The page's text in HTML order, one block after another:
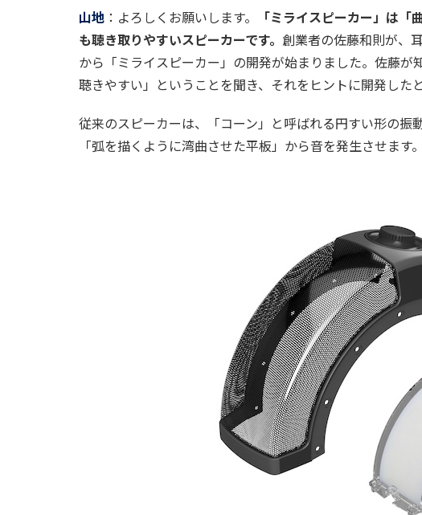
山地 ：よろしくお願いします。
「ミライスピーカー」は
も聴き取りやすいスピーカーです。 創業者の佐藤和則が、
から「ミライスピーカー」の開発が始まりました。佐藤
聴きやすい」ということを聞き、それをヒントに開発した
従来のスピーカーは、「コーン」と呼ばれる円すい形の
「弧を描くように湾曲させた平板」から音を発生させます